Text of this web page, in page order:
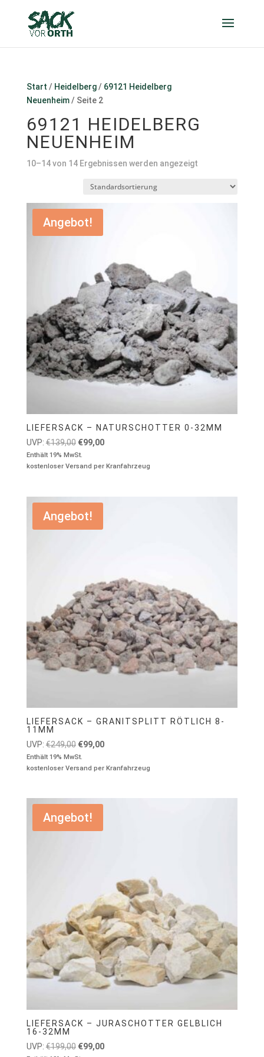
Start / Heidelberg/ 69121 Heidelberg
Neuenheim/ Seite 2
69121 HEIDELBERG
NEUENHEIM
10–14 von 14 Ergebnissen werden angezeigt
Angebot!
LIEFERSACK – NATURSCHOTTER 0-32MM
UVP: €139,00 Ursprünglicher
Preis
war:
€99,00Aktueller
ist:
Enthält 19% MwSt.
kostenloser Versand per Kranfahrzeug
Angebot!
LIEFERSACK – GRANITSPLITT RÖTLICH 8-
11MM
UVP: €249,00 Ursprünglicher
Preis
war:
€99,00Aktueller
ist:
Enthält 19% MwSt.
kostenloser Versand per Kranfahrzeug
Angebot!
LIEFERSACK – JURASCHOTTER GELBLICH
16-32MM
UVP: €199,00 Ursprünglicher
€99,00Aktueller